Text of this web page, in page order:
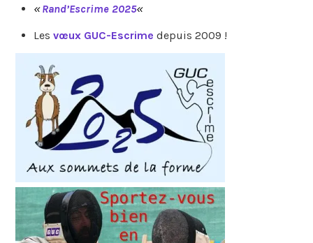
«Rand’Escrime 2025«
Les vœux GUC-Escrime depuis 2009 !